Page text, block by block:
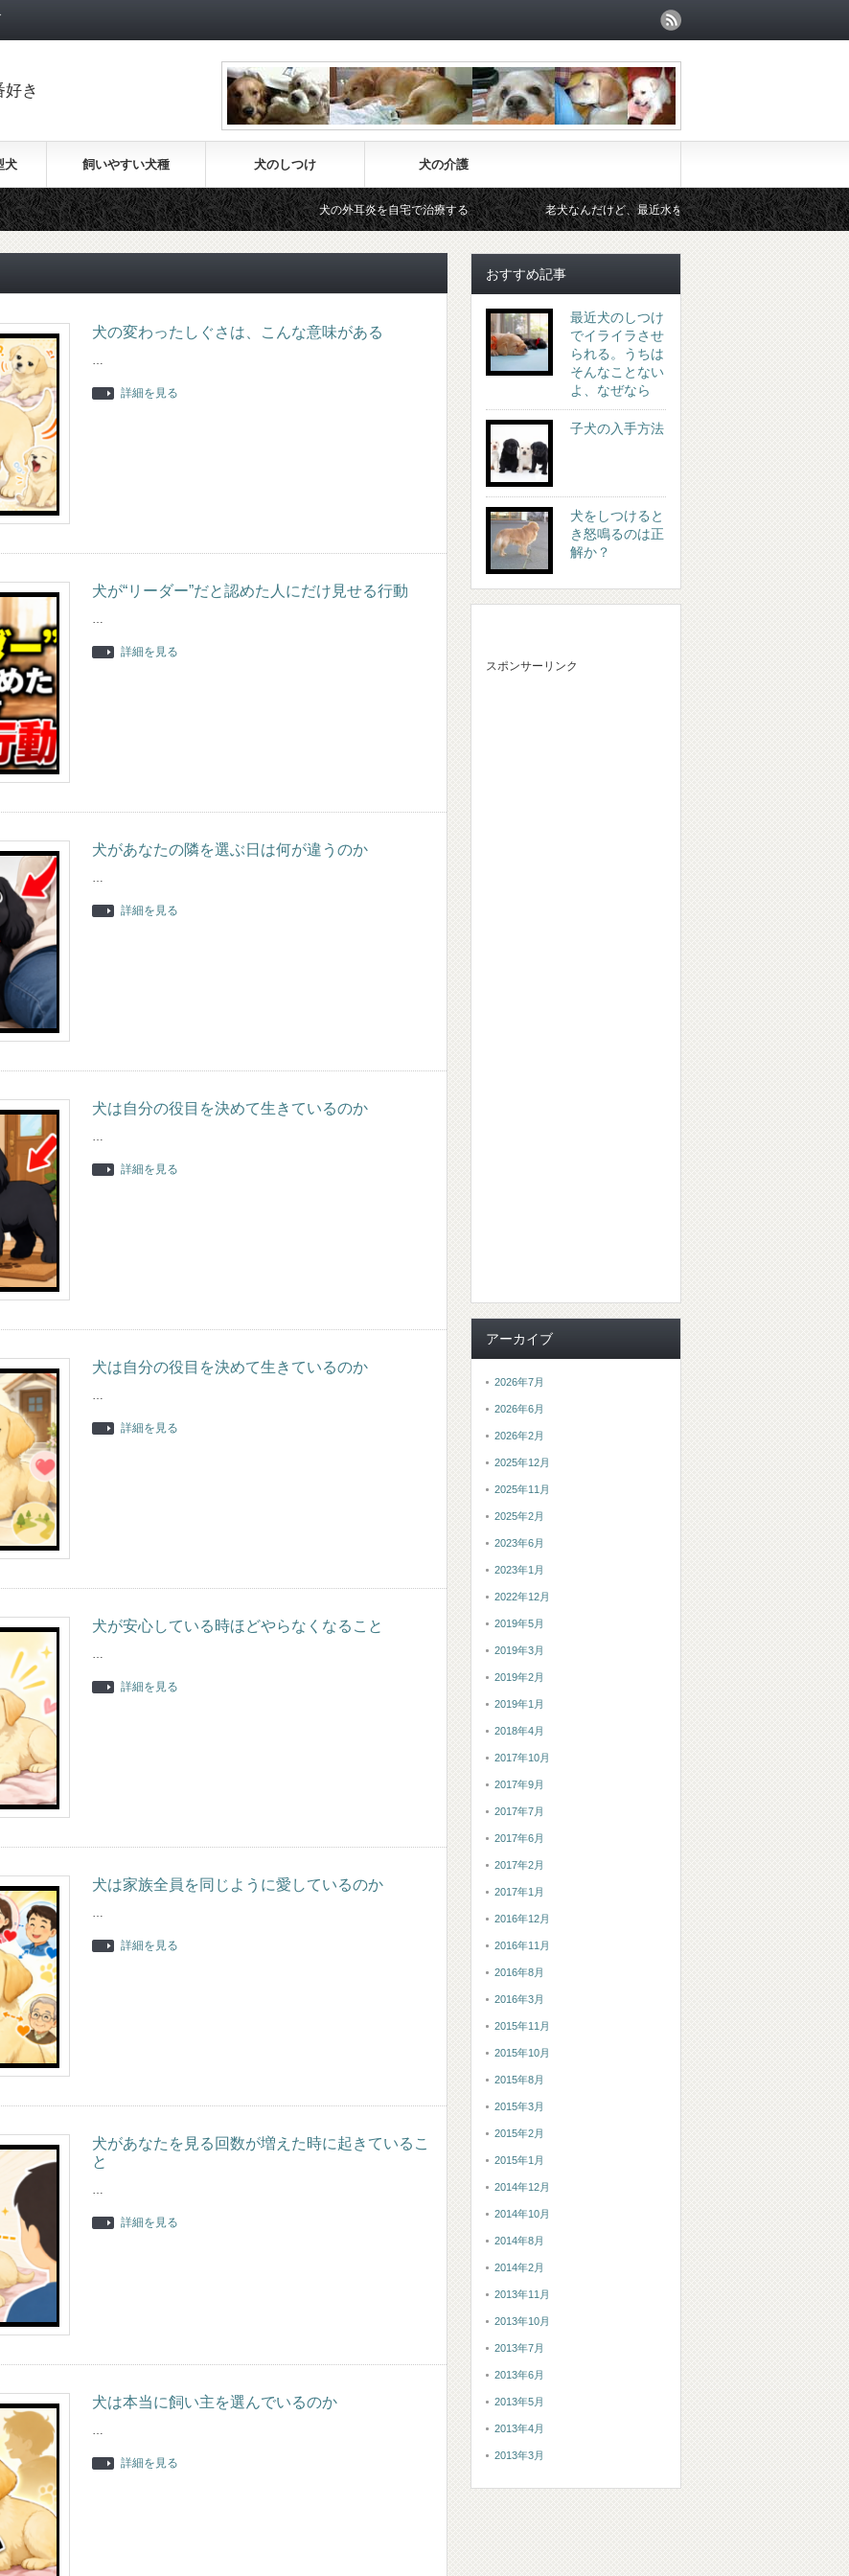
き
犬 飼いやすい犬種 犬のしつけ 犬の介護
犬の外耳炎を自宅で治療する 老犬なんだけど、最近水をよく飲むようになったと相談されました。
犬の変わったしぐさは、こんな意味がある
…
詳細を見る
犬が“リーダー”だと認めた人にだけ見せる行動
…
詳細を見る
犬があなたの隣を選ぶ日は何が違うのか
…
詳細を見る
犬は自分の役目を決めて生きているのか
…
詳細を見る
犬は自分の役目を決めて生きているのか
…
詳細を見る
犬が安心している時ほどやらなくなること
…
詳細を見る
犬は家族全員を同じように愛しているのか
…
詳細を見る
犬があなたを見る回数が増えた時に起きているこ
と
…
詳細を見る
犬は本当に飼い主を選んでいるのか
…
詳細を見る
おすすめ記事
最近犬のしつけ
でイライラさせ
られる。うちは
そんなことない
よ、なぜなら
子犬の入手方法
犬をしつけると
き怒鳴るのは正
解か？
スポンサーリンク
アーカイブ
2026年7月
2026年6月
2026年2月
2025年12月
2025年11月
2025年2月
2023年6月
2023年1月
2022年12月
2019年5月
2019年3月
2019年2月
2019年1月
2018年4月
2017年10月
2017年9月
2017年7月
2017年6月
2017年2月
2017年1月
2016年12月
2016年11月
2016年8月
2016年3月
2015年11月
2015年10月
2015年8月
2015年3月
2015年2月
2015年1月
2014年12月
2014年10月
2014年8月
2014年2月
2013年11月
2013年10月
2013年7月
2013年6月
2013年5月
2013年4月
2013年3月